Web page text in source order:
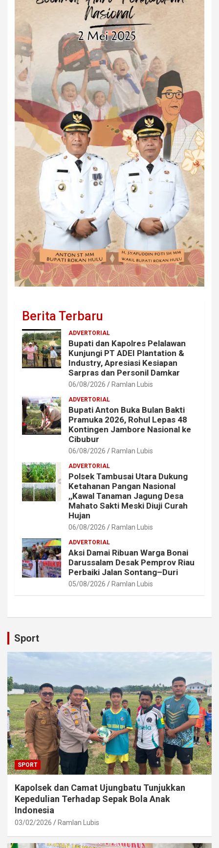
Berita Terbaru
ADVERTORIAL
Bupati dan Kapolres Pelalawan
Kunjungi PT ADEI Plantation &
Industry, Apresiasi Kesiapan
Sarpras dan Personil Damkar
06/08/2026 Ramlan Lubis
ADVERTORIAL
Bupati Anton Buka Bulan Bakti
Pramuka 2026, Rohul Lepas 48
Kontingen Jambore Nasional ke
Cibubur
06/08/2026 Ramlan Lubis
ADVERTORIAL
Polsek Tambusai Utara Dukung
Ketahanan Pangan Nasional
,,Kawal Tanaman Jagung Desa
Mahato Sakti Meski Diuji Curah
Hujan
06/08/2026 Ramlan Lubis
ADVERTORIAL
Aksi Damai Ribuan Warga Bonai
Darussalam Desak Pemprov Riau
Perbaiki Jalan Sontang–Duri
05/08/2026 Ramlan Lubis
Sport
SPORT
Kapolsek dan Camat Ujungbatu Tunjukkan
Kepedulian Terhadap Sepak Bola Anak
Indonesia
03/02/2026 Ramlan Lubis